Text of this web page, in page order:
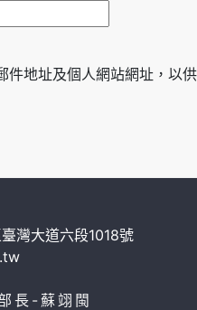
件地址及個人網站網址，以供
灣大道六段1018號
長-蘇翊閩